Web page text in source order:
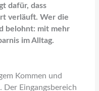
dafür, dass
verläuft. Wer die
belohnt: mit mehr
im Alltag.
Kommen und
Eingangsbereich